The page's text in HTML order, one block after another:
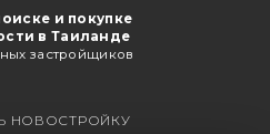
и покупке
в Таиланде
застройщиков
НОВОСТРОЙКУ